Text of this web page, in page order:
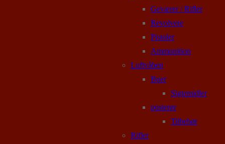
Geværer / Rifler
Revolvere
Pistoler
Ammunition
Luftvåben
Buer
Sigtemidler
pusterør
Tilbehør
Rifler